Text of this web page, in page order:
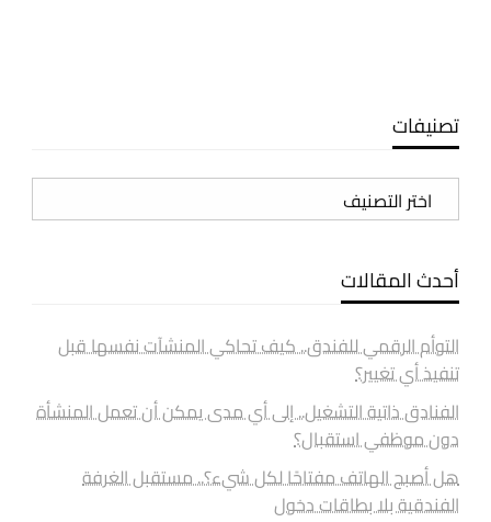
تصنيفات
تصنيفات
أحدث المقالات
التوأم الرقمي للفندق.. كيف تحاكي المنشآت نفسها قبل
تنفيذ أي تغيير؟
الفنادق ذاتية التشغيل.. إلى أي مدى يمكن أن تعمل المنشأة
دون موظفي استقبال؟
هل أصبح الهاتف مفتاحًا لكل شيء؟.. مستقبل الغرفة
الفندقية بلا بطاقات دخول